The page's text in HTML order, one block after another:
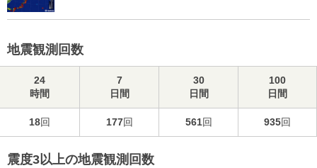
地震観測回数
24
時間
7
日間
30
日間
100
日間
18回 177回 561回 935回
震度3以上の地震観測回数